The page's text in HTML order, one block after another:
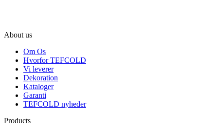
About us
Om Os
Hvorfor TEFCOLD
Vi leverer
Dekoration
Kataloger
Garanti
TEFCOLD nyheder
Products